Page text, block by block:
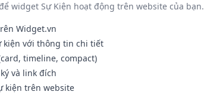
widget Sự Kiện hoạt động trên website của bạn.
Widget.vn
kiện với thông tin chi tiết
timeline, compact)
và link đích
kiện trên website